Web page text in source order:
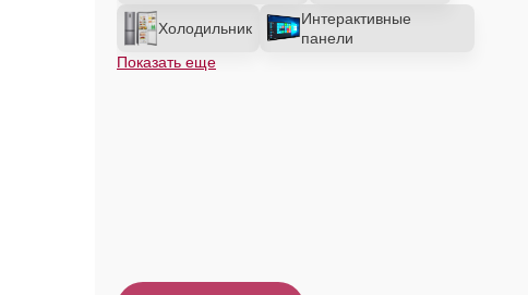
Холодильник
Интерактивные
панели
Показать еще